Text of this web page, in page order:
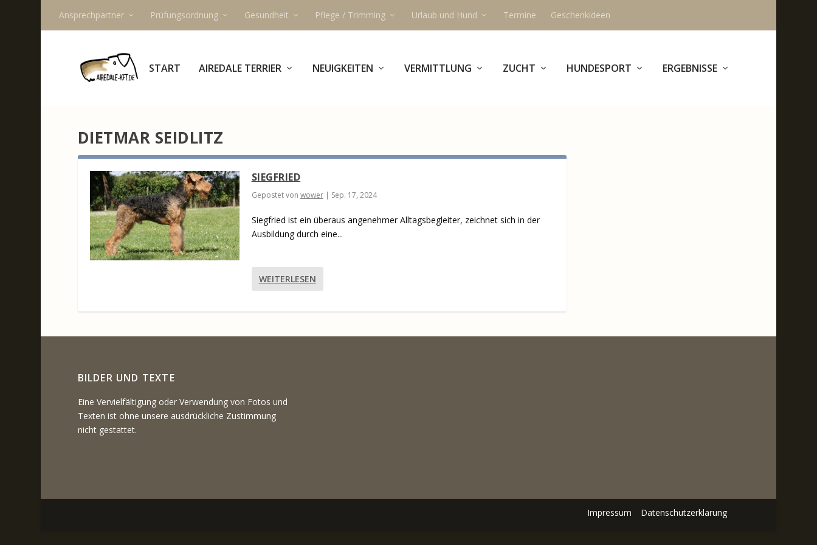
Ansprechpartner Prüfungsordnung Gesundheit Pflege / Trimming Urlaub und Hund Termine Geschenkideen
START AIREDALE TERRIER NEUIGKEITEN VERMITTLUNG ZUCHT HUNDESPORT ERGEBNISSE
DIETMAR SEIDLITZ
SIEGFRIED
Gepostet von wower| Sep. 17, 2024
Siegfried ist ein überaus angenehmer Alltagsbegleiter, zeichnet sich in der
Ausbildung durch eine...
WEITERLESEN
BILDER UND TEXTE
Eine Vervielfältigung oder Verwendung von Fotos und
Texten ist ohne unsere ausdrückliche Zustimmung
nicht gestattet.
Impressum Datenschutzerklärung